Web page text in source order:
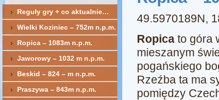
49.5970189N,
Ropica to góra
mieszanym
pogańskiego
Rzeźba ta ma
pomiędzy
Reguły gry + co aktualnie…
Wielki Koziniec – 752m n.p.m.
Ropica – 1083m n.p.m.
Jaworowy – 1032 m n.p.m.
Beskid – 824 – m n.p.m.
Praszywa – 843m n.p.m.